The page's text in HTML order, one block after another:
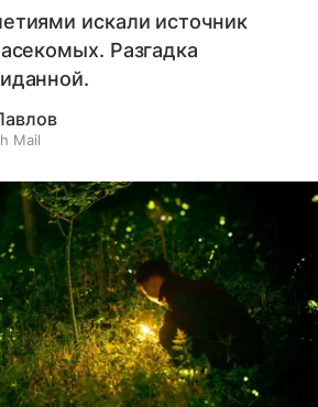
искали источник
Разгадка
Mail